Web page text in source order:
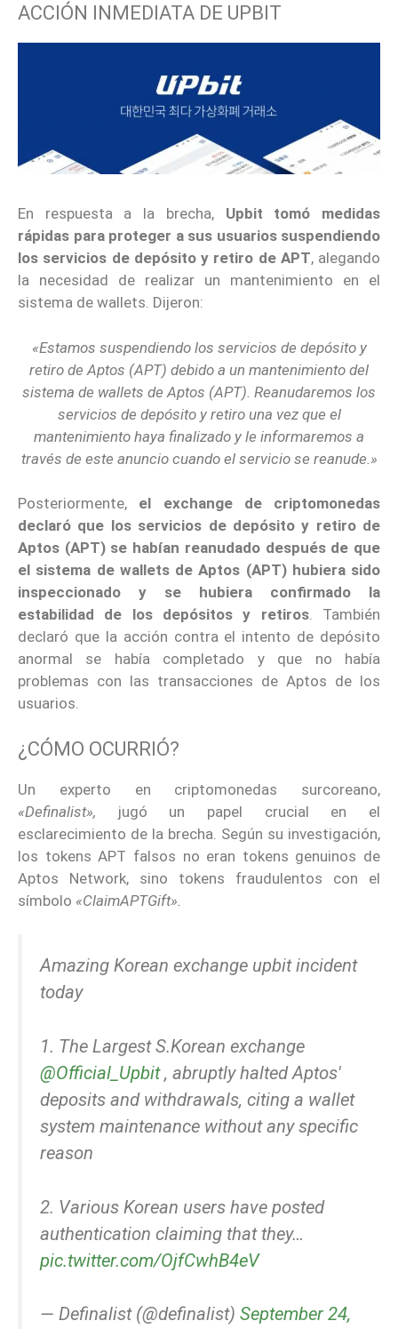
ACCIÓN INMEDIATA DE UPBIT
En respuesta a la brecha, Upbit tomó medidas
rápidas para proteger a sus usuarios suspendiendo
los servicios de depósito y retiro de APT, alegando
la necesidad de realizar un mantenimiento en el
sistema de wallets. Dijeron:
«Estamos suspendiendo los servicios de depósito y
retiro de Aptos (APT) debido a un mantenimiento del
sistema de wallets de Aptos (APT). Reanudaremos los
servicios de depósito y retiro una vez que el
mantenimiento haya finalizado y le informaremos a
través de este anuncio cuando el servicio se reanude.»
Posteriormente, el exchange de criptomonedas
declaró que los servicios de depósito y retiro de
Aptos (APT) se habían reanudado después de que
el sistema de wallets de Aptos (APT) hubiera sido
inspeccionado y se hubiera confirmado la
estabilidad de los depósitos y retiros. También
declaró que la acción contra el intento de depósito
anormal se había completado y que no había
problemas con las transacciones de Aptos de los
usuarios.
¿CÓMO OCURRIÓ?
Un experto en criptomonedas surcoreano,
«Definalist», jugó un papel crucial en el
esclarecimiento de la brecha. Según su investigación,
los tokens APT falsos no eran tokens genuinos de
Aptos Network, sino tokens fraudulentos con el
símbolo «ClaimAPTGift».
Amazing Korean exchange upbit incident
today
1. The Largest S.Korean exchange
@Official_Upbit, abruptly halted Aptos'
deposits and withdrawals, citing a wallet
system maintenance without any specific
reason
2. Various Korean users have posted
authentication claiming that they…
pic.twitter.com/OjfCwhB4eV
— Definalist (@definalist) September 24,